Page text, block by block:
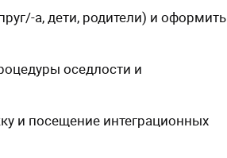
а, дети, родители) и оформить
оседлости и
и посещение интеграционных